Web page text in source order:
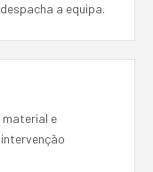
a equipa.
material e